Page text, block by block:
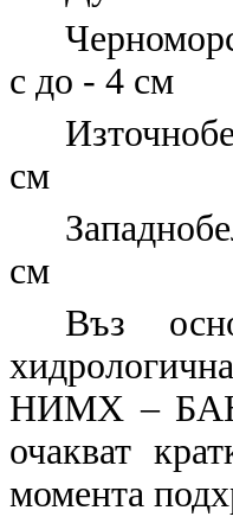
с до - 4 см
см
см
Въз
НИМХ – БАН,
очакват
момента